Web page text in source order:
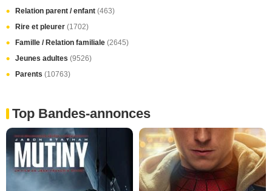
Relation parent / enfant (463)
Rire et pleurer (1702)
Famille / Relation familiale (2645)
Jeunes adultes (9526)
Parents (10763)
Top Bandes-annonces